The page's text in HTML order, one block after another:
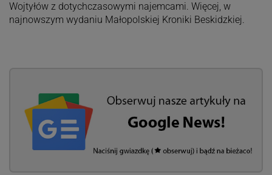
Wojtyłów z dotychczasowymi najemcami. Więcej, w
najnowszym wydaniu Małopolskiej Kroniki Beskidzkiej.